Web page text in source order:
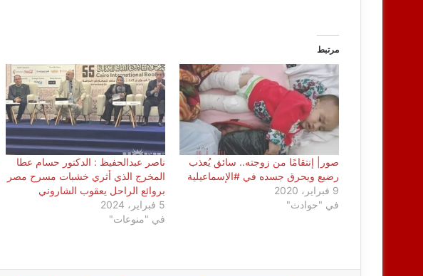
مرتبط
صور| إنتقامًا من زوجته.. سائق يُعذب
رضيع ويحرق جسده في #الإسماعيلية
9 فبراير، 2020
في "حوادث"
ناصر عبدالحفيظ : الدكتور حسام عطا
المخرج الذي أثري خشبات مسرح مصر
بروائع الراحل يعقوب الشاروني
5 فبراير، 2024
في "منوعات"